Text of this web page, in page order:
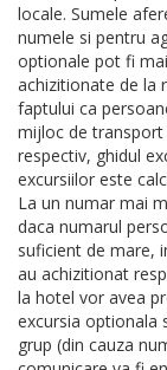
locale. Sumele
numele si pentru
optionale pot fi
achizitionate de la
faptului ca
mijloc de transport
respectiv, ghidul
excursiilor este
La un numar mai
daca numarul
suficient de mare,
au achizitionat
la hotel vor avea
excursia optionala
grup (din cauza